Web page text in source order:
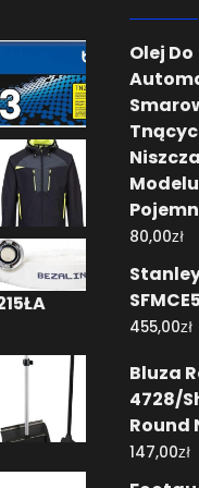
Olej Do
80,00zł
455,00zł
Bluza
4728/
Round
147,00zł